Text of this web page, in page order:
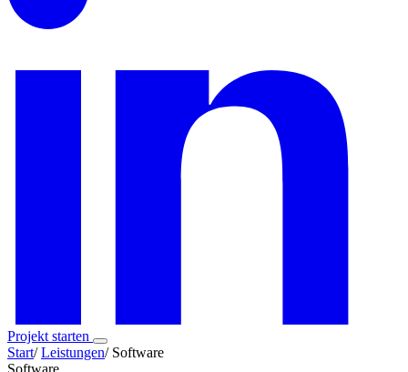
Projekt starten
Start/ Leistungen/ Software
Software